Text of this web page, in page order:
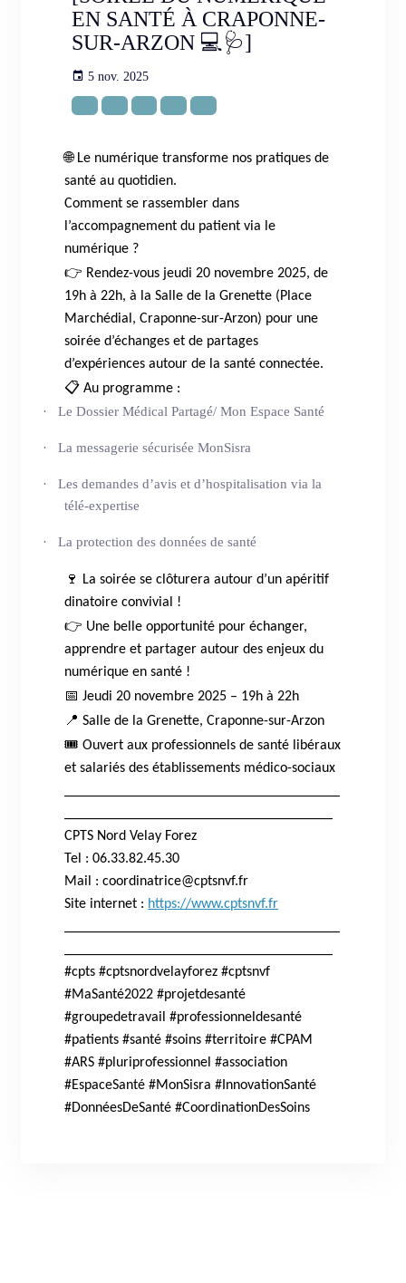
EN SANTÉ À CRAPONNE-
SUR-ARZON 💻🩺]
5 nov. 2025
🌐Le numérique transforme nos pratiques de
santé au quotidien.
Comment se rassembler dans
l’accompagnement du patient via le
numérique ?
👉 Rendez-vous jeudi 20 novembre 2025, de
19h à 22h, à la Salle de la Grenette (Place
Marchédial, Craponne-sur-Arzon) pour une
soirée d’échanges et de partages
d’expériences autour de la santé connectée.
📋 Au programme :
·
Le Dossier Médical Partagé/ Mon Espace Santé
· La messagerie sécurisée MonSisra
·
Les demandes d’avis et d’hospitalisation via la
télé-expertise
· La protection des données de santé
🍷
La soirée se clôturera autour d’un apéritif
dinatoire convivial !
👉 Une belle opportunité pour échanger,
apprendre et partager autour des enjeux du
numérique en santé !
📅 Jeudi 20 novembre 2025 – 19h à 22h
📍 Salle de la Grenette, Craponne-sur-Arzon
🎟️ Ouvert aux professionnels de santé libéraux
et salariés des établissements médico-sociaux
CPTS Nord Velay Forez
Tel : 06.33.82.45.30
Mail : coordinatrice@cptsnvf.fr
Site internet : https://www.cptsnvf.fr
#cpts #cptsnordvelayforez #cptsnvf
#MaSanté2022 #projetdesanté
#groupedetravail #professionneldesanté
#patients #santé #soins #territoire #CPAM
#ARS #pluriprofessionnel #association
#EspaceSanté #MonSisra #InnovationSanté
#DonnéesDeSanté #CoordinationDesSoins